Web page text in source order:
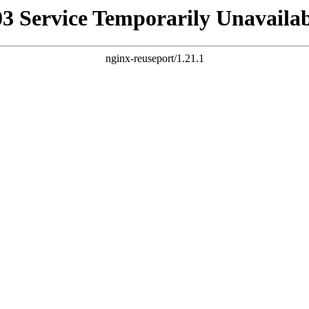
Service Temporarily
nginx-reuseport/1.21.1